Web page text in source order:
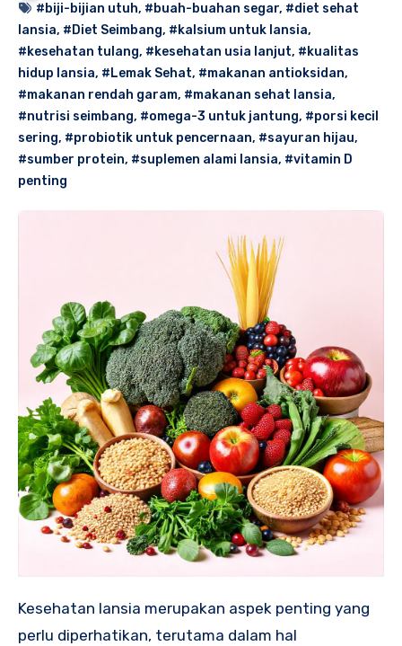
#biji-bijian utuh, #buah-buahan segar, #diet sehat
lansia, #Diet Seimbang, #kalsium untuk lansia,
#kesehatan tulang, #kesehatan usia lanjut, #kualitas
hidup lansia, #Lemak Sehat, #makanan antioksidan,
#makanan rendah garam, #makanan sehat lansia,
#nutrisi seimbang, #omega-3 untuk jantung, #porsi kecil
sering, #probiotik untuk pencernaan, #sayuran hijau,
#sumber protein, #suplemen alami lansia, #vitamin D
penting
Kesehatan lansia merupakan aspek penting yang
perlu diperhatikan, terutama dalam hal